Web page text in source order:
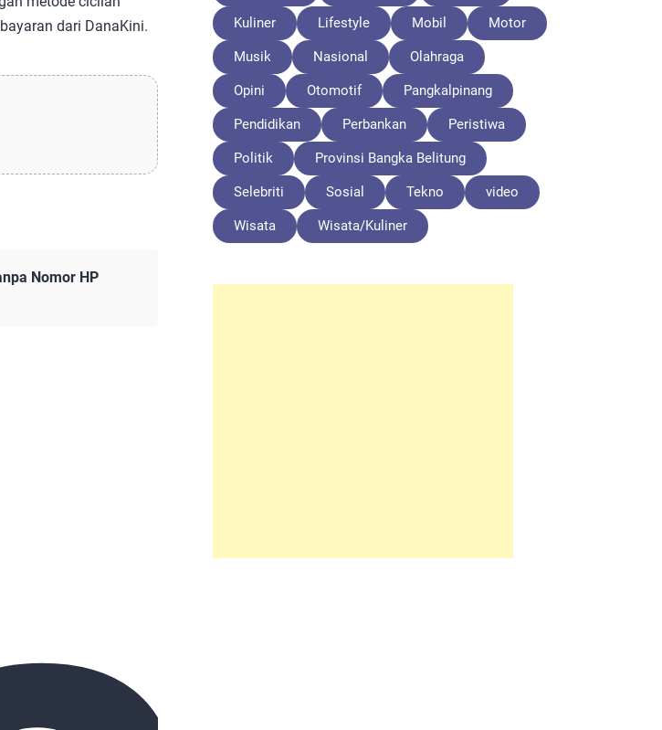
dari DanaKini.
Nomor HP
Kuliner Lifestyle Mobil Motor
Musik Nasional Olahraga
Opini Otomotif Pangkalpinang
Pendidikan Perbankan Peristiwa
Politik Provinsi Bangka Belitung
Selebriti Sosial Tekno video
Wisata Wisata/Kuliner